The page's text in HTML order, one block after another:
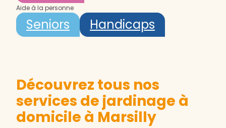
Aide à la personne
Seniors Handicaps
Découvrez tous nos
services de jardinage à
domicile à Marsilly